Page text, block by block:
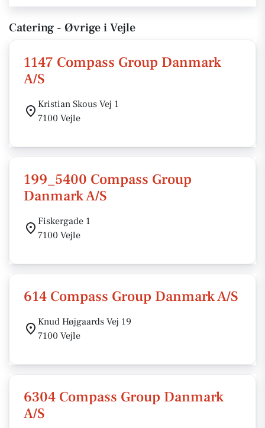
Catering - Øvrige i Vejle
1147 Compass Group Danmark
A/S
Kristian Skous Vej 1
7100 Vejle
199_5400 Compass Group
Danmark A/S
Fiskergade 1
7100 Vejle
614 Compass Group Danmark A/S
Knud Højgaards Vej 19
7100 Vejle
6304 Compass Group Danmark
A/S